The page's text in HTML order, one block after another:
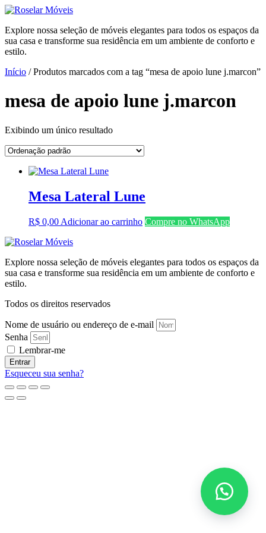
Ir
o
conteúdo
Explore nossa seleção de móveis elegantes para todos os espaços da
sua casa e transforme sua residência em um ambiente de conforto e
estilo.
Início / Produtos marcados com a tag “mesa de apoio lune j.marcon”
mesa de apoio lune j.marcon
Exibindo um único resultado
Mesa Lateral Lune
R$ 0,00 Adicionar ao carrinho Compre no WhatsApp
Explore nossa seleção de móveis elegantes para todos os espaços da
sua casa e transforme sua residência em um ambiente de conforto e
estilo.
Todos os direitos reservados
Nome de usuário ou endereço de e-mail
Senha
Lembrar-me
Entrar
Esqueceu sua senha?